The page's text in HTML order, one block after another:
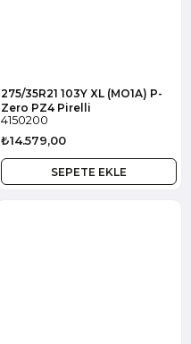
275/35R21 103Y XL (MO1A) P-
Zero PZ4 Pirelli
4150200
₺14.579,00
SEPETE EKLE